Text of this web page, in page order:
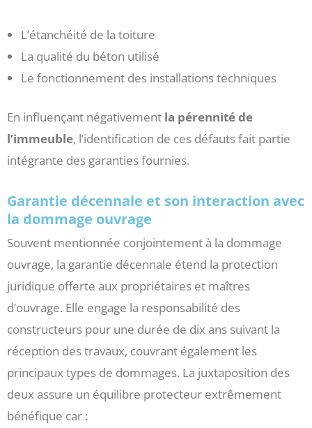
L’étanchéité de la toiture
La qualité du béton utilisé
Le fonctionnement des installations techniques
En influençant négativement la pérennité de
l’immeuble, l’identification de ces défauts fait partie
intégrante des garanties fournies.
Garantie décennale et son interaction avec
la dommage ouvrage
Souvent mentionnée conjointement à la dommage
ouvrage, la garantie décennale étend la protection
juridique offerte aux propriétaires et maîtres
d’ouvrage. Elle engage la responsabilité des
constructeurs pour une durée de dix ans suivant la
réception des travaux, couvrant également les
principaux types de dommages. La juxtaposition des
deux assure un équilibre protecteur extrêmement
bénéfique car :